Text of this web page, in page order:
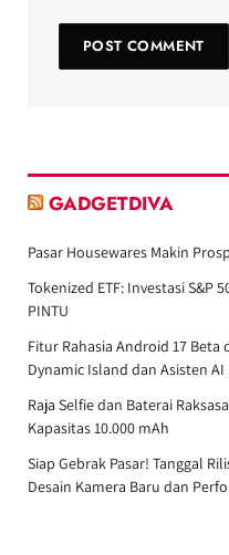
GADGETDIVA
Pasar Housewares Makin
Tokenized ETF: Investasi S&P
PINTU
Fitur Rahasia Android 17
Dynamic Island dan Asisten AI
Raja Selfie dan Baterai
Kapasitas 10.000 mAh
Siap Gebrak Pasar! Tanggal
Desain Kamera Baru dan